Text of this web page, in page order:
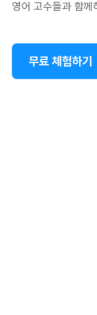
영어 고수들과 함
무료 체험하기